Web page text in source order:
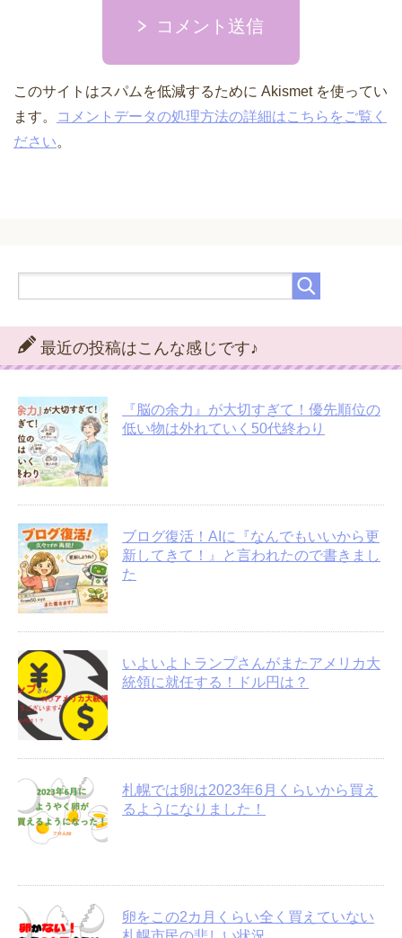
コメント送信
このサイトはスパムを低減するために Akismet を使ってい
ます。
コメントデータの処理方法の詳細はこちらをご覧く
ださい。
最近の投稿はこんな感じです♪
『脳の余力』が大切すぎて！優先順位の
低い物は外れていく50代終わり
ブログ復活！AIに『なんでもいいから更
新してきて！』と言われたので書きまし
た
いよいよトランプさんがまたアメリカ大
統領に就任する！ドル円は？
札幌では卵は2023年6月くらいから買え
るようになりました！
卵をこの2カ月くらい全く買えていない